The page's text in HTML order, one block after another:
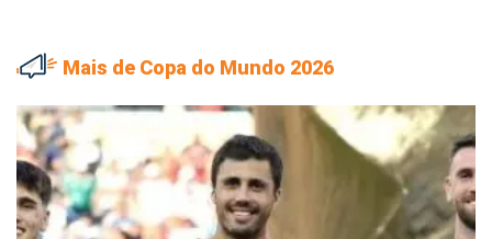
Mais de Copa do Mundo 2026